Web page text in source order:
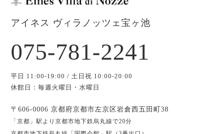
アイネス ヴィラノッツェ宝ヶ池
075-781-2241
平日 11:00-19:00 / 土日祝 10:00-20:00
休館日：毎週火曜日・水曜日
〒606-0006 京都府京都市左京区岩倉西五田町38
「京都」駅より京都市地下鉄烏丸線で20分